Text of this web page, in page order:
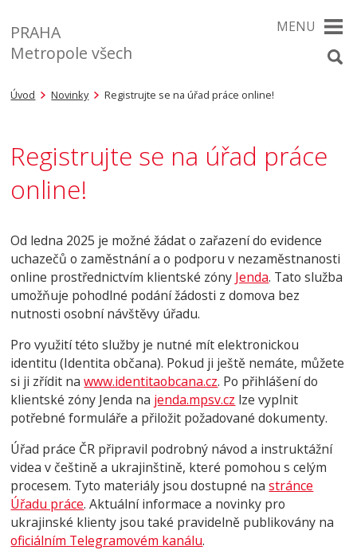
PRAHA
Metropole všech
MENU
Úvod Novinky Registrujte se na úřad práce online!
Registrujte se na úřad práce
online!
Od ledna 2025 je možné žádat o zařazení do evidence
uchazečů o zaměstnání a o podporu v nezaměstnanosti
online prostřednictvím klientské zóny Jenda. Tato služba
umožňuje pohodlné podání žádosti z domova bez
nutnosti osobní návštěvy úřadu.
Pro využití této služby je nutné mít elektronickou
identitu (Identita občana). Pokud ji ještě nemáte, můžete
si ji zřídit nawww.identitaobcana.cz. Po přihlášení do
klientské zóny Jenda na jenda.mpsv.cz lze vyplnit
potřebné formuláře a přiložit požadované dokumenty.
Úřad práce ČR připravil podrobný návod a instruktážní
videa v češtině a ukrajinštině, které pomohou s celým
procesem. Tyto materiály jsou dostupné nastránce
Úřadu práce. Aktuální informace a novinky pro
ukrajinské klienty jsou také pravidelně publikovány na
oficiálním Telegramovém kanálu.